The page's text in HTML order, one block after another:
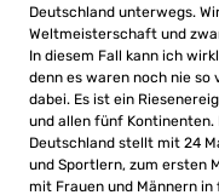
Deutschland unterwegs.
Weltmeisterschaft und
In diesem Fall kann ich
denn es waren noch nie so
dabei. Es ist ein
und allen fünf Kontinenten.
Deutschland stellt mit 24
und Sportlern, zum ersten
mit Frauen und Männern